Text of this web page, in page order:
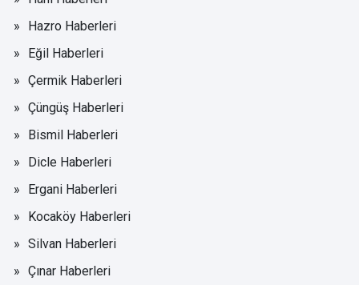
Hazro Haberleri
Eğil Haberleri
Çermik Haberleri
Çüngüş Haberleri
Bismil Haberleri
Dicle Haberleri
Ergani Haberleri
Kocaköy Haberleri
Silvan Haberleri
Çınar Haberleri